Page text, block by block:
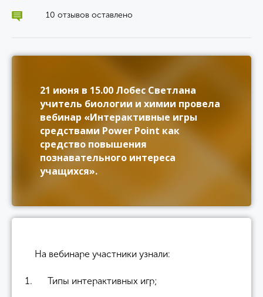
10 отзывов оставлено
21 июня в 15.00 Лобес Светлана
учитель биологии и химии провела
вебинар «Интерактивные игры
средствами Power Point как
средство повышения
познавательного интереса
учащихся».
На вебинаре участники узнали:
Типы интерактивных игр;